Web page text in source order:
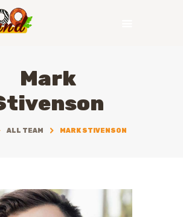
Mark
ALL TEAM MARK STIVENSON